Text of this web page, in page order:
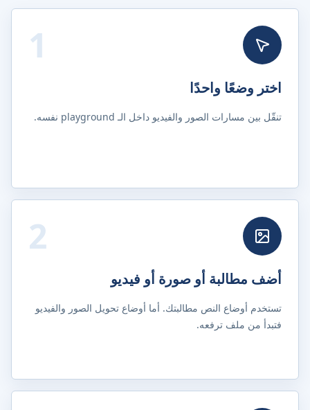
1
اختر وضعًا واحدًا
تنقّل بين مسارات الصور والفيديو داخل الـ playground نفسه.
2
أضف مطالبة أو صورة أو فيديو
تستخدم أوضاع النص مطالبتك. أما أوضاع تحويل الصور والفيديو
فتبدأ من ملف ترفعه.